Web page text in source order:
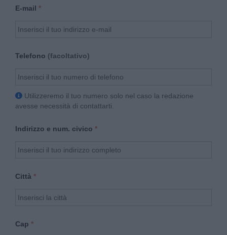
E-mail
Telefono (facoltativo)
Utilizzeremo il tuo numero solo nel caso la redazione
avesse necessità di contattarti.
Indirizzo e num. civico
Città
Cap